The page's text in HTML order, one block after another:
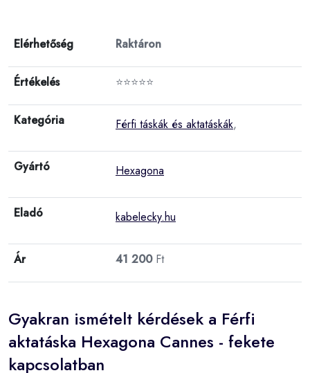
Elérhetőség Raktáron
Értékelés ⭐⭐⭐⭐⭐
Kategória Férfi táskák és aktatáskák,
Gyártó Hexagona
Eladó kabelecky.hu
Ár 41 200Ft
Gyakran ismételt kérdések a Férfi
aktatáska Hexagona Cannes - fekete
kapcsolatban